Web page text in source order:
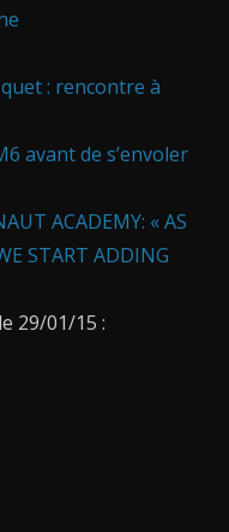
: rencontre à
avant de s’envoler
ACADEMY: « AS
START ADDING
29/01/15 :